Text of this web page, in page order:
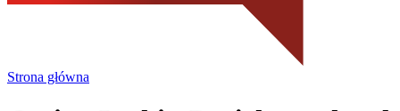
Strona główna